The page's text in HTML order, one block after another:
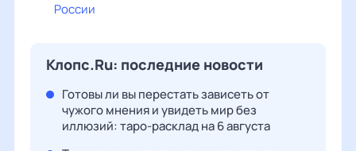
России
Клопс.Ru: последние новости
Готовы ли вы перестать зависеть от
чужого мнения и увидеть мир без
иллюзий: таро-расклад на 6 августа